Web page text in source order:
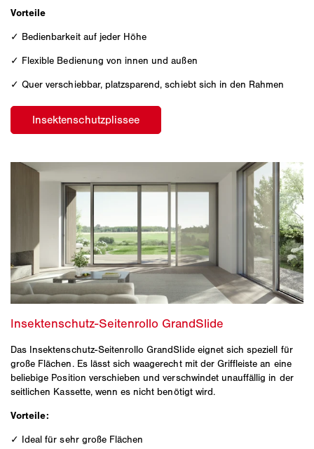
Vorteile
✓ Bedienbarkeit auf jeder Höhe
✓ Flexible Bedienung von innen und außen
✓ Quer verschiebbar, platzsparend, schiebt sich in den Rahmen
Das Insektenschutz-Seitenrollo GrandSlide eignet sich speziell für
große Flächen. Es lässt sich waagerecht mit der Griffleiste an eine
beliebige Position verschieben und verschwindet unauffällig in der
seitlichen Kassette, wenn es nicht benötigt wird.
Vorteile:
✓ Ideal für sehr große Flächen